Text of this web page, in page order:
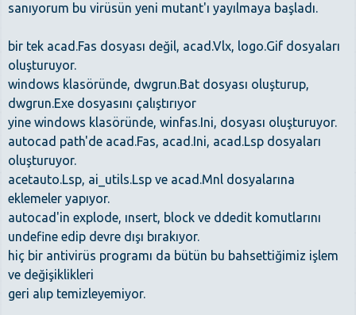
sanıyorum bu virüsün yeni mutant'ı yayılmaya başladı.
bir tek acad.Fas dosyası değil, acad.Vlx, logo.Gif dosyaları
oluşturuyor.
windows klasöründe, dwgrun.Bat dosyası oluşturup,
dwgrun.Exe dosyasını çalıştırıyor
yine windows klasöründe, winfas.Ini, dosyası oluşturuyor.
autocad path'de acad.Fas, acad.Ini, acad.Lsp dosyaları
oluşturuyor.
acetauto.Lsp, ai_utils.Lsp ve acad.Mnl dosyalarına
eklemeler yapıyor.
autocad'in explode, ınsert, block ve ddedit komutlarını
undefine edip devre dışı bırakıyor.
hiç bir antivirüs programı da bütün bu bahsettiğimiz işlem
ve değişiklikleri
geri alıp temizleyemiyor.